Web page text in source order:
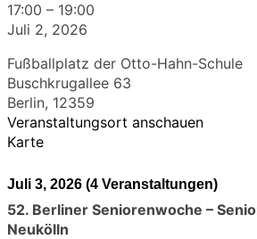
17:00 – 19:00
Juli 2, 2026
Fußballplatz der Otto-Hahn-Schule
Buschkrugallee 63
Berlin, 12359
Veranstaltungsort anschauen
Karte
Juli 3, 2026 (4 Veranstaltungen)
52. Berliner Seniorenwoche –
Neukölln